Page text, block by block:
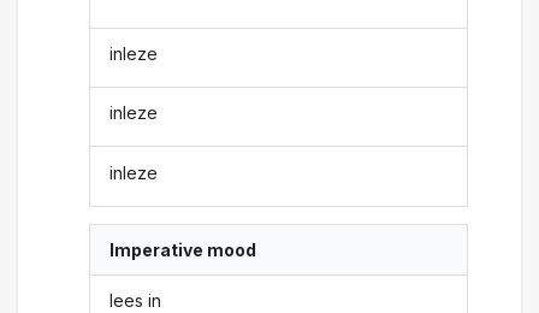
inleze
inleze
inleze
Imperative mood
lees in